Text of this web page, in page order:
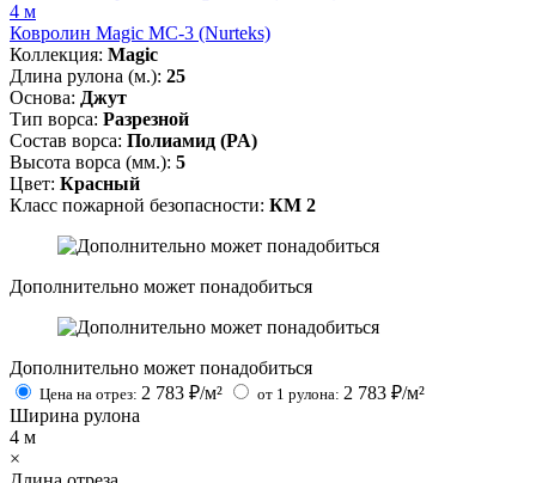
4 м
Ковролин Magic MC-3 (Nurteks)
Коллекция: Magic
Длина рулона (м.): 25
Основа: Джут
Тип ворса: Разрезной
Состав ворса: Полиамид (PA)
Высота ворса (мм.): 5
Цвет: Красный
Класс пожарной безопасности: КМ 2
Дополнительно может понадобиться
Дополнительно может понадобиться
Цена на отрез: 2 783 ₽/м² от 1 рулона: 2 783 ₽/м²
Ширина рулона
4 м
×